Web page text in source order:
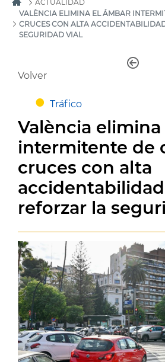
ACTUALIDAD
VALÈNCIA ELIMINA EL ÁMBAR
CRUCES CON ALTA
SEGURIDAD VIAL
Volver
Tráfico
València
intermitente de
cruces con alta
reforzar la